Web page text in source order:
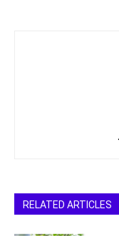
RELATED ARTICLES